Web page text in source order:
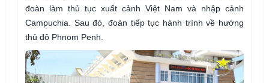
đoàn làm thủ tục xuất cảnh Việt Nam và nhập cảnh
Campuchia. Sau đó, đoàn tiếp tục hành trình về hướng
thủ đô Phnom Penh.